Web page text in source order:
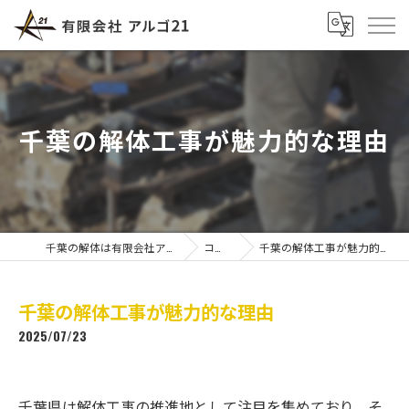
千葉の解体工事が魅力的な理由
コラム 千葉の解体工事が魅力的な理由
千葉の解体工事が魅力的な理由
2025/07/23